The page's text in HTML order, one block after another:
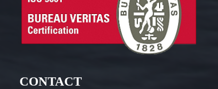
CONTACT